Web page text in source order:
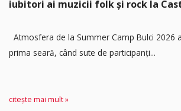
iubitori ai muzicii folk și rock la
Atmosfera de la Summer Camp Bulci 2026
prima seară, când sute de participanți...
citește mai mult »